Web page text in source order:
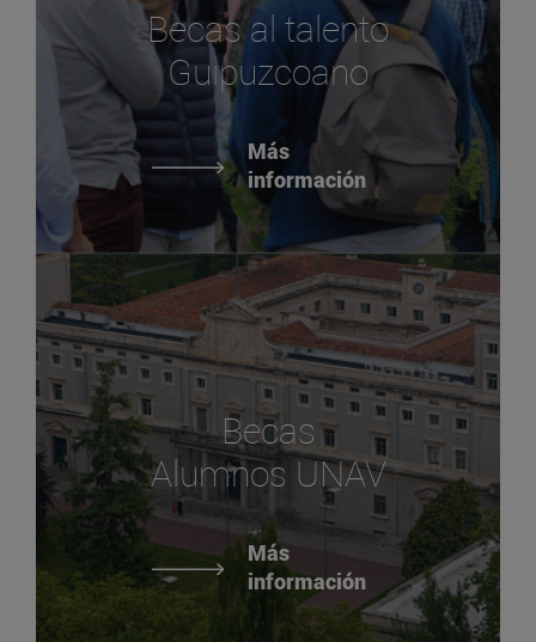
Becas al talento
Guipuzcoano
Más
información
Becas
Alumnos UNAV
Más
información